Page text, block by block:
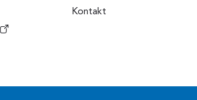
Kontakt